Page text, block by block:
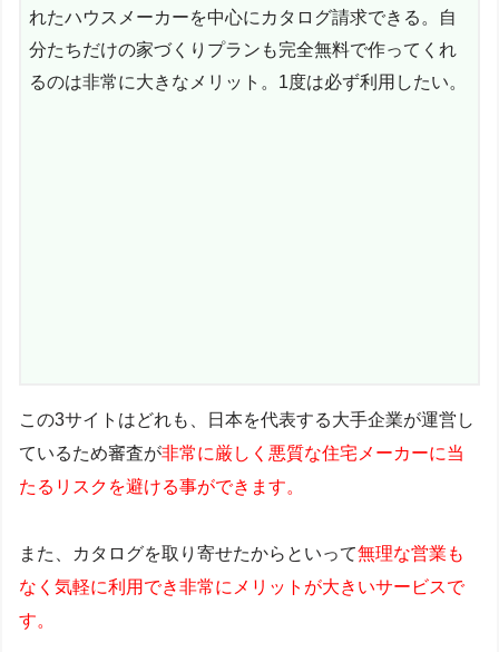
れたハウスメーカーを中心にカタログ請求できる。自
分たちだけの家づくりプランも完全無料で作ってくれ
るのは非常に大きなメリット。1度は必ず利用したい。
この3サイトはどれも、日本を代表する大手企業が運営し
ているため審査が非常に厳しく悪質な住宅メーカーに当
たるリスクを避ける事ができます。
また、カタログを取り寄せたからといって無理な営業も
なく気軽に利用でき非常にメリットが大きいサービスで
す。